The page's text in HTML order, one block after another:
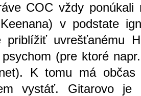
COC vždy
v podstate
priblížiť uvrešťanému
(pre ktoré
K tomu má občas
vystáť. Gitarovo je